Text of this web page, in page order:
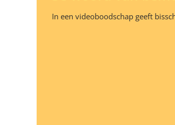
In een videoboodschap geeft